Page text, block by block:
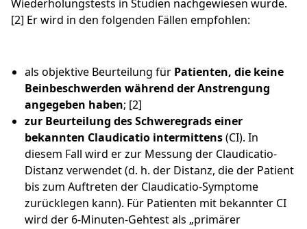
Wiederholungstests in Studien nachgewiesen wurde.
[2] Er wird in den folgenden Fällen empfohlen:
als objektive Beurteilung für Patienten, die keine
Beinbeschwerden während der Anstrengung
angegeben haben; [2]
zur Beurteilung des Schweregrads einer
bekannten Claudicatio intermittens(CI). In
diesem Fall wird er zur Messung der Claudicatio-
Distanz verwendet (d. h. der Distanz, die der Patient
bis zum Auftreten der Claudicatio-Symptome
zurücklegen kann). Für Patienten mit bekannter CI
wird der 6-Minuten-Gehtest als „primärer